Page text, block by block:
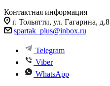
Контактная информация
г. Тольятти, ул. Гагарина, д.8
spartak_plus@inbox.ru
Telegram
Viber
WhatsApp